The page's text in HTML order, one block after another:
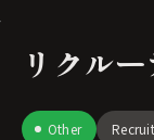
リクル
Other Recruit